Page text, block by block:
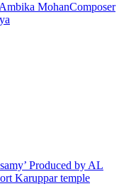
MohanComposer
Produced by AL
Karuppar temple